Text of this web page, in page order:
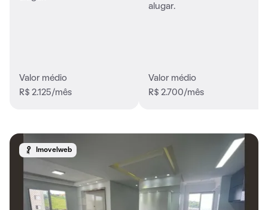
Valor médio
R$ 2.125/mês
alugar.
Valor médio
R$ 2.700/mês
Imovelweb